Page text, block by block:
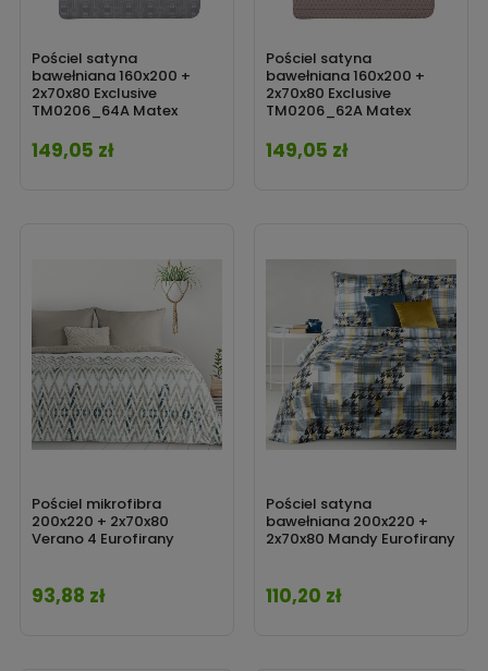
Pościel satyna
bawełniana 160x200 +
2x70x80 Exclusive
TM0206_64A Matex
Cena
149,05 zł
Pościel satyna
bawełniana 160x200 +
2x70x80 Exclusive
TM0206_62A Matex
Cena
149,05 zł
Pościel mikrofibra
200x220 + 2x70x80
Verano 4 Eurofirany
Cena
93,88 zł
Pościel satyna
bawełniana 200x220 +
2x70x80 Mandy Eurofirany
Cena
110,20 zł